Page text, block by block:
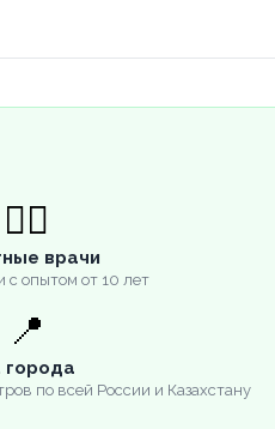
👨‍⚕️
врачи
с опытом от 10 лет
📍
города
по всей России и Казахстану